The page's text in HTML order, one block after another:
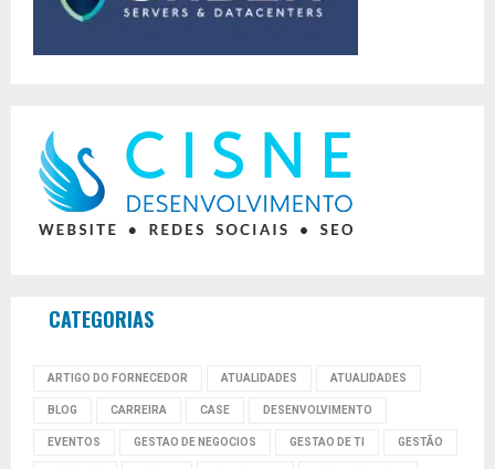
CATEGORIAS
ARTIGO DO FORNECEDOR ATUALIDADES ATUALIDADES
BLOG CARREIRA CASE DESENVOLVIMENTO
EVENTOS GESTAO DE NEGOCIOS GESTAO DE TI GESTÃO